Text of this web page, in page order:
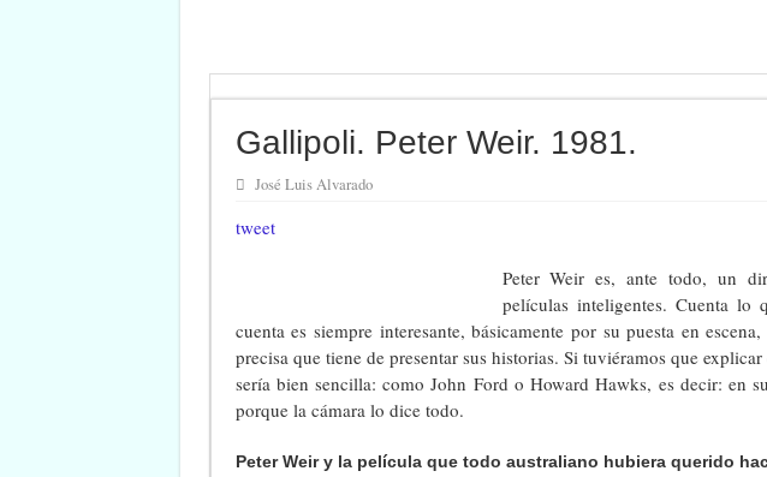
Gallipoli. Peter Weir. 1981.
José Luis Alvarado
tweet
Peter Weir es, ante todo, un
películas inteligentes. Cuenta
cuenta es siempre interesante, básicamente por su puesta en
precisa que tiene de presentar sus historias. Si tuviéramos que
sería bien sencilla: como John Ford o Howard Hawks, es decir: en
porque la cámara lo dice todo.
Peter Weir y la película que todo australiano hubiera querido